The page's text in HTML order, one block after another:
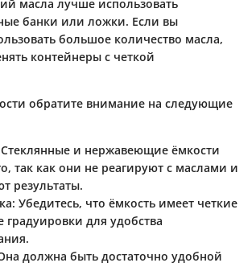
масла лучше использовать
банки или ложки. Если вы
большое количество масла,
контейнеры с четкой
обратите внимание на следующие
и нержавеющие ёмкости
так как они не реагируют с маслами и
результаты.
: Убедитесь, что ёмкость имеет четкие
градуировки для удобства
должна быть достаточно удобной